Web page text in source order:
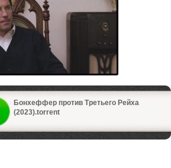
Бонхеффер против Третьего Рейха
(2023).torrent